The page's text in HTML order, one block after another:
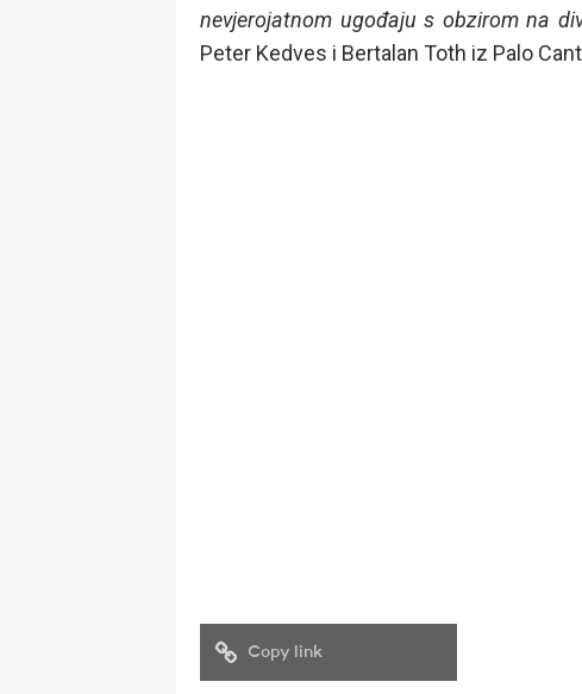
nevjerojatnom ugođaju s obzirom na
Peter Kedves i Bertalan Toth iz Palo
Copy link